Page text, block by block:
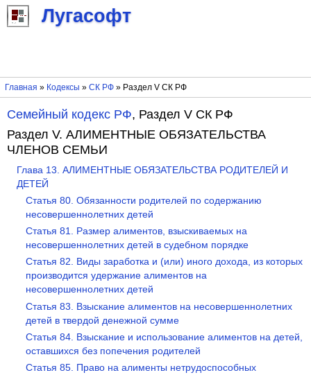
Лугасофт
Главная » Кодексы » СК РФ» Раздел V СК РФ
Семейный кодекс РФ, Раздел V СК РФ
Раздел V. АЛИМЕНТНЫЕ ОБЯЗАТЕЛЬСТВА
ЧЛЕНОВ СЕМЬИ
Глава 13. АЛИМЕНТНЫЕ ОБЯЗАТЕЛЬСТВА РОДИТЕЛЕЙ И
ДЕТЕЙ
Статья 80. Обязанности родителей по содержанию
несовершеннолетних детей
Статья 81. Размер алиментов, взыскиваемых на
несовершеннолетних детей в судебном порядке
Статья 82. Виды заработка и (или) иного дохода, из которых
производится удержание алиментов на
несовершеннолетних детей
Статья 83. Взыскание алиментов на несовершеннолетних
детей в твердой денежной сумме
Статья 84. Взыскание и использование алиментов на детей,
оставшихся без попечения родителей
Статья 85. Право на алименты нетрудоспособных